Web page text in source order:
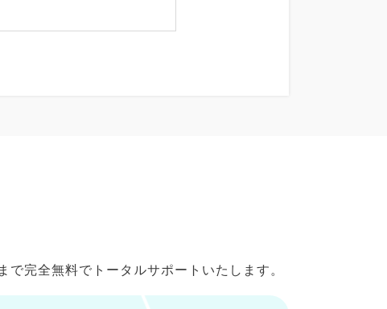
完全無料でトータルサポートいたします。